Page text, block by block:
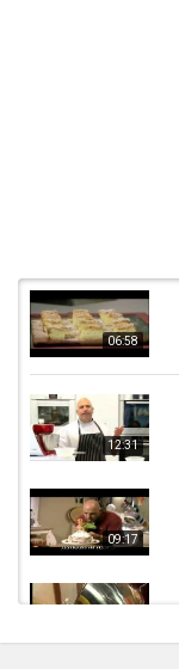
06:58
12:31
09:17